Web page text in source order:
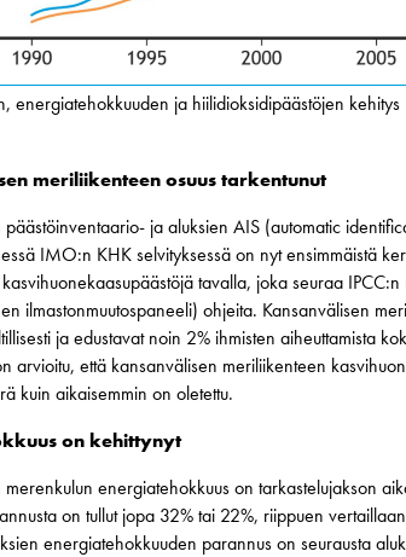
energiatehokkuuden ja hiilidioksidipäästöjen
meriliikenteen osuus tarkentunut
päästöinventaario- ja aluksien AIS (automatic
IMO:n KHK selvityksessä on nyt ensimmäistä
tavalla, joka seuraa
ilmastonmuutospaneeli) ohjeita. Kansanvälisen
ja edustavat noin 2% ihmisten aiheuttamista
arvioitu, että kansanvälisen meriliikenteen
kuin aikaisemmin on oletettu.
on kehittynyt
merenkulun energiatehokkuus on tarkastelujakson
on tullut jopa 32% tai 22%, riippuen
energiatehokkuuden parannus on seurausta